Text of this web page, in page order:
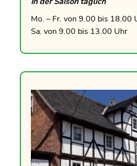
Mo. – Fr. von 9.00 bis 18.00
Sa. von 9.00 bis 13.00 Uhr